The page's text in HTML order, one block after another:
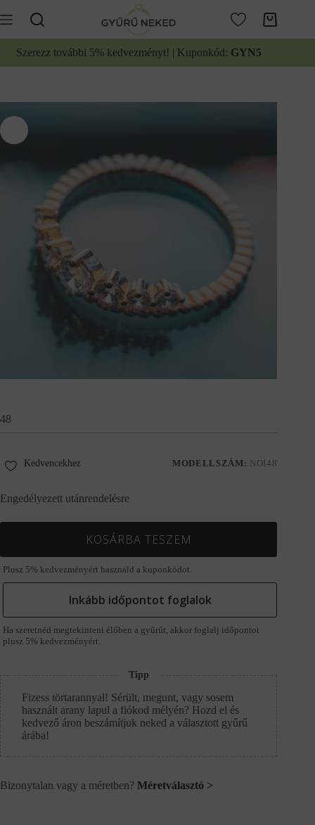
a
tartalomhoz
Kosár
Szerezz további 5% kedvezményt! | Kuponkód: GYN5
48
MODELLSZÁM: NOI48
Kedvencekhez
Engedélyezett utánrendelésre
KOSÁRBA TESZEM
Plusz 5% kedvezményért használd a kuponkódot.
Inkább időpontot foglalok
Ha szeretnéd megtekinteni élőben a gyűrűt, akkor foglalj időpontot
plusz 5% kedvezményért.
Tipp
Fizess törtarannyal! Sérült, megunt, vagy sosem
használt arany lapul a fiókod mélyén? Hozd el és
kedvező áron beszámítjuk neked a választott gyűrű
árába!
Bizonytalan vagy a méretben? Méretválasztó >